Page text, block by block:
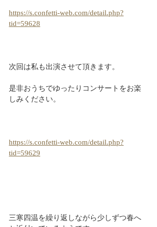
https://s.confetti-web.com/detail.php?
tid=59628
次回は私も出演させて頂きます。
是非おうちでゆったりコンサートをお楽
しみください。
https://s.confetti-web.com/detail.php?
tid=59629
三寒四温を繰り返しながら少しずつ春へ